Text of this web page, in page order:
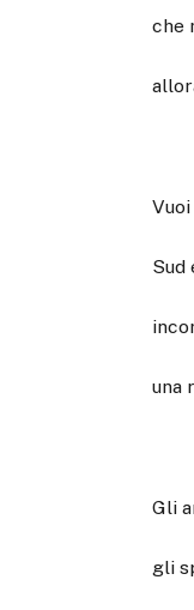
che
Sud
una
Gli
gli